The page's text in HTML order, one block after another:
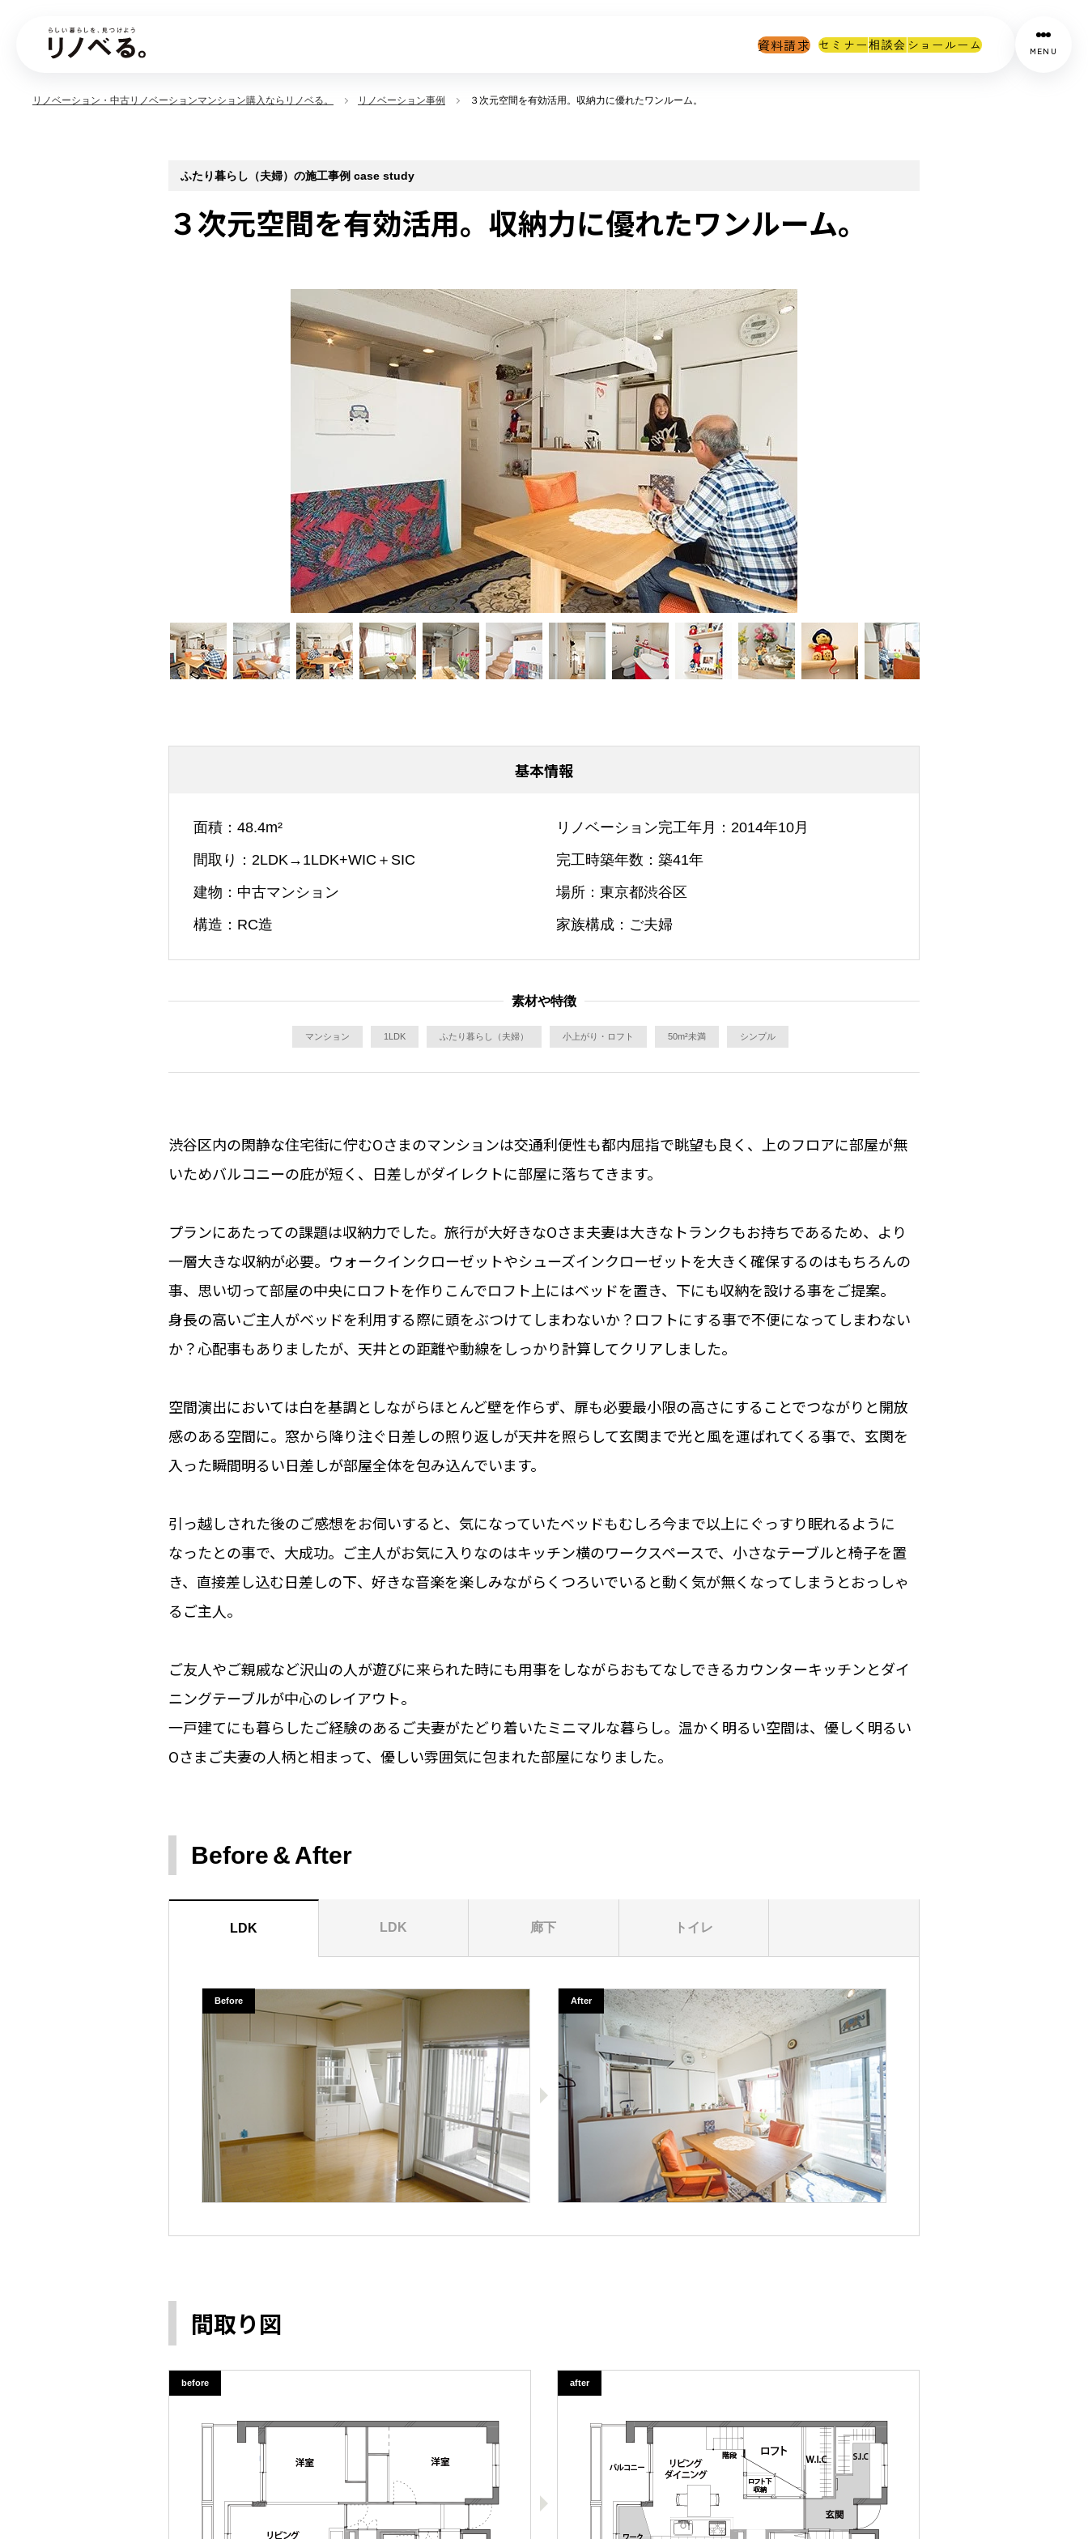
資料請求 セミナー 相談会 ショールーム MENU
リノベーション・中古リノベーションマンション購入ならリノベる。 リノベーション事例 ３次元空間を有効活用。収納力に優れたワンルーム。
ふたり暮らし（夫婦）の施工事例 case study
３次元空間を有効活用。収納力に優れたワンルーム。
渋谷区内の閑静な住宅街に佇むOさまのマンションは交通利便性も都内屈指で眺望も良く、上のフロアに部屋が無
いためバルコニーの庇が短く、日差しがダイレクトに部屋に落ちてきます。
プランにあたっての課題は収納力でした。旅行が大好きなOさま夫妻は大きなトランクもお持ちであるため、より
一層大きな収納が必要。ウォークインクローゼットやシューズインクローゼットを大きく確保するのはもちろんの
事、思い切って部屋の中央にロフトを作りこんでロフト上にはベッドを置き、下にも収納を設ける事をご提案。
身長の高いご主人がベッドを利用する際に頭をぶつけてしまわないか？ロフトにする事で不便になってしまわない
か？心配事もありましたが、天井との距離や動線をしっかり計算してクリアしました。
空間演出においては白を基調としながらほとんど壁を作らず、扉も必要最小限の高さにすることでつながりと開放
感のある空間に。窓から降り注ぐ日差しの照り返しが天井を照らして玄関まで光と風を運ばれてくる事で、玄関を
入った瞬間明るい日差しが部屋全体を包み込んでいます。
引っ越しされた後のご感想をお伺いすると、気になっていたベッドもむしろ今まで以上にぐっすり眠れるように
なったとの事で、大成功。ご主人がお気に入りなのはキッチン横のワークスペースで、小さなテーブルと椅子を置
き、直接差し込む日差しの下、好きな音楽を楽しみながらくつろいでいると動く気が無くなってしまうとおっしゃ
るご主人。
ご友人やご親戚など沢山の人が遊びに来られた時にも用事をしながらおもてなしできるカウンターキッチンとダイ
ニングテーブルが中心のレイアウト。
一戸建てにも暮らしたご経験のあるご夫妻がたどり着いたミニマルな暮らし。温かく明るい空間は、優しく明るい
Oさまご夫妻の人柄と相まって、優しい雰囲気に包まれた部屋になりました。
基本情報
面積
48.4m²
間取り
2LDK→1LDK+WIC＋SIC
建物
中古マンション
構造
RC造
リノベーション完工年月
2014年10月
完工時築年数
築41年
場所
東京都渋谷区
家族構成
ご夫婦
素材や特徴
マンション 1LDK ふたり暮らし（夫婦） 小上がり・ロフト 50m²未満 シンプル
Before After
LDK LDK 廊下 トイレ
間取り図
before after